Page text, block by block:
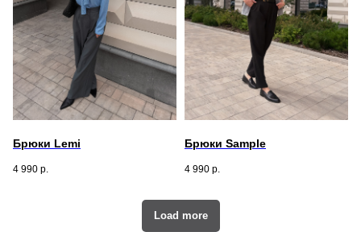
Брюки Lemi
4 990 р.
Брюки Sample
4 990 р.
Load more